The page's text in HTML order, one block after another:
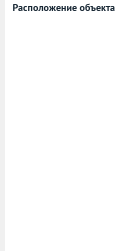
Расположение объекта